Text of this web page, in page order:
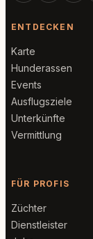
ENTDECKEN
Karte
Hunderassen
Events
Ausflugsziele
Unterkünfte
Vermittlung
FÜR PROFIS
Züchter
Dienstleister